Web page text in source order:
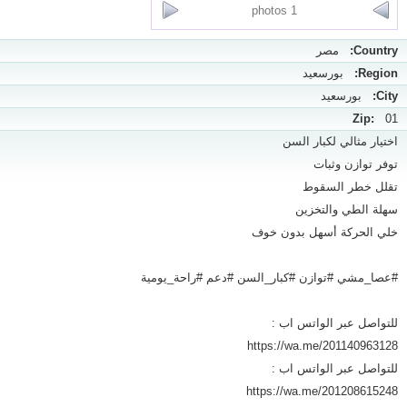
1 photos
Country:
مصر
Region:
بورسعيد
City:
بورسعيد
Zip: 01
اختيار مثالي لكبار السن
توفر توازن وثبات
تقلل خطر السقوط
سهلة الطي والتخزين
خلي الحركة أسهل بدون خوف
#عصا_مشي #توازن #كبار_السن #دعم #راحة_يومية
للتواصل عبر الواتس اب :
https://wa.me/201140963128
للتواصل عبر الواتس اب :
https://wa.me/201208615248